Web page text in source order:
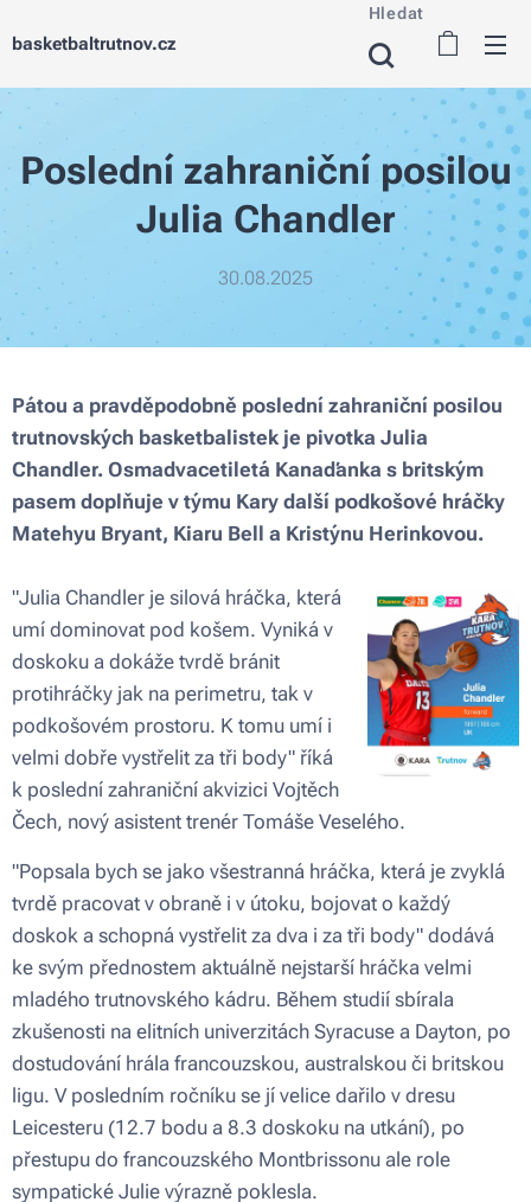
basketbaltrutnov.cz
Hledat
Poslední zahraniční posilou
Julia Chandler
30.08.2025
Pátou a pravděpodobně poslední zahraniční posilou
trutnovských basketbalistek je pivotka Julia
Chandler. Osmadvacetiletá Kanaďanka s britským
pasem doplňuje v týmu Kary další podkošové hráčky
Matehyu Bryant, Kiaru Bell a Kristýnu Herinkovou.
"Julia Chandler je silová hráčka, která
umí dominovat pod košem. Vyniká v
doskoku a dokáže tvrdě bránit
protihráčky jak na perimetru, tak v
podkošovém prostoru. K tomu umí i
velmi dobře vystřelit za tři body" říká
k poslední zahraniční akvizici Vojtěch
Čech, nový asistent trenér Tomáše Veselého.
"Popsala bych se jako všestranná hráčka, která je zvyklá
tvrdě pracovat v obraně i v útoku, bojovat o každý
doskok a schopná vystřelit za dva i za tři body" dodává
ke svým přednostem aktuálně nejstarší hráčka velmi
mladého trutnovského kádru. Během studií sbírala
zkušenosti na elitních univerzitách Syracuse a Dayton, po
dostudování hrála francouzskou, australskou či britskou
ligu. V posledním ročníku se jí velice dařilo v dresu
Leicesteru (12.7 bodu a 8.3 doskoku na utkání), po
přestupu do francouzského Montbrissonu ale role
sympatické Julie výrazně poklesla.